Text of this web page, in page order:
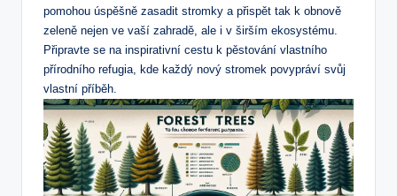
pomohou úspěšně zasadit stromky a přispět tak k obnově
zeleně nejen ve vaší zahradě, ale i v širším ekosystému.
Připravte se na inspirativní cestu k pěstování vlastního
přírodního refugia, kde každý nový stromek povypráví svůj
vlastní příběh.